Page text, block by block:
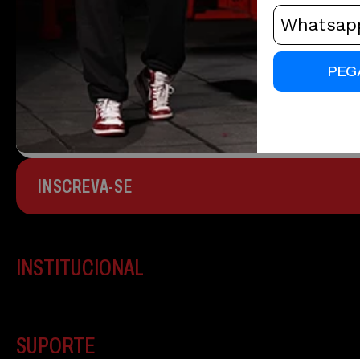
INSTITUCIONAL
SUPORTE
Fique por dentro de todas as nossas
INSCREVA-SE